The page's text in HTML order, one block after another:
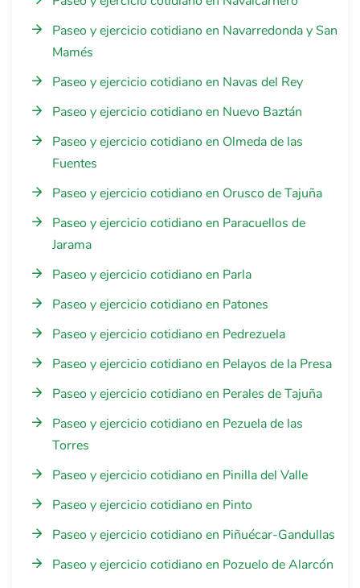
Paseo y ejercicio cotidiano en Navarredonda y San
Mamés
Paseo y ejercicio cotidiano en Navas del Rey
Paseo y ejercicio cotidiano en Nuevo Baztán
Paseo y ejercicio cotidiano en Olmeda de las
Fuentes
Paseo y ejercicio cotidiano en Orusco de Tajuña
Paseo y ejercicio cotidiano en Paracuellos de
Jarama
Paseo y ejercicio cotidiano en Parla
Paseo y ejercicio cotidiano en Patones
Paseo y ejercicio cotidiano en Pedrezuela
Paseo y ejercicio cotidiano en Pelayos de la Presa
Paseo y ejercicio cotidiano en Perales de Tajuña
Paseo y ejercicio cotidiano en Pezuela de las
Torres
Paseo y ejercicio cotidiano en Pinilla del Valle
Paseo y ejercicio cotidiano en Pinto
Paseo y ejercicio cotidiano en Piñuécar-Gandullas
Paseo y ejercicio cotidiano en Pozuelo de Alarcón